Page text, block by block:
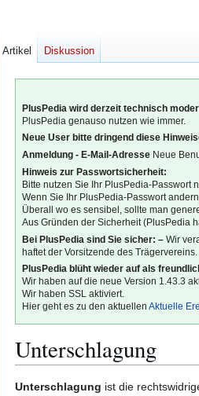
PlusPedia wird derzeit technisch
PlusPedia genauso nutzen wie immer.
Neue User bitte dringend diese
Anmeldung - E-Mail-Adresse Neue
Hinweis zur Passwortsicherheit:
Bitte nutzen Sie Ihr PlusPedia-Passwort
Wenn Sie Ihr PlusPedia-Passwort
Überall wo es sensibel, sollte man
Aus Gründen der Sicherheit (PlusPedia
Bei PlusPedia sind Sie sicher: – Wir
haftet der Vorsitzende des Trägervereins.
PlusPedia blüht wieder auf als
Wir haben auf die neue Version 1.43.3
Wir haben SSL aktiviert.
Hier geht es zu den aktuellenAktuelle
Unterschlagung
Zur
Zur
Unterschlagung ist die
Artikel Diskussion